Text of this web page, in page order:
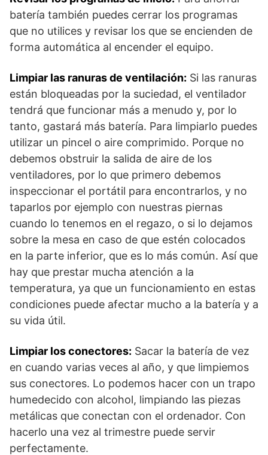
batería también puedes cerrar los programas
que no utilices y revisar los que se encienden de
forma automática al encender el equipo.
Limpiar las ranuras de ventilación: Si las ranuras
están bloqueadas por la suciedad, el ventilador
tendrá que funcionar más a menudo y, por lo
tanto, gastará más batería. Para limpiarlo puedes
utilizar un pincel o aire comprimido. Porque no
debemos obstruir la salida de aire de los
ventiladores, por lo que primero debemos
inspeccionar el portátil para encontrarlos, y no
taparlos por ejemplo con nuestras piernas
cuando lo tenemos en el regazo, o si lo dejamos
sobre la mesa en caso de que estén colocados
en la parte inferior, que es lo más común. Así que
hay que prestar mucha atención a la
temperatura, ya que un funcionamiento en estas
condiciones puede afectar mucho a la batería y a
su vida útil.
Limpiar los conectores: Sacar la batería de vez
en cuando varias veces al año, y que limpiemos
sus conectores. Lo podemos hacer con un trapo
humedecido con alcohol, limpiando las piezas
metálicas que conectan con el ordenador. Con
hacerlo una vez al trimestre puede servir
perfectamente.